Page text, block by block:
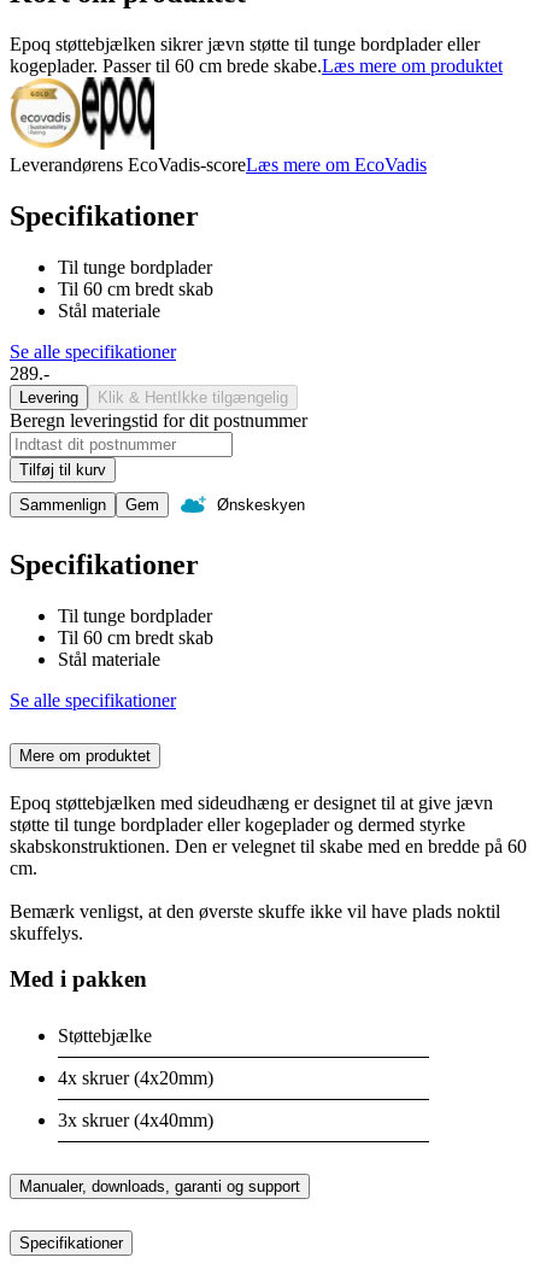
Epoq støttebjælken sikrer jævn støtte til tunge bordplader eller
kogeplader. Passer til 60 cm brede skabe.Læs mere om produktet
Leverandørens EcoVadis-scoreLæs mere om EcoVadis
Specifikationer
Til tunge bordplader
Til 60 cm bredt skab
Stål materiale
Se alle specifikationer
289.-
Levering Klik & Hent Ikke tilgængelig
Beregn leveringstid for dit postnummer
Tilføj til kurv
Sammenlign
Gem Ønskeskyen
Specifikationer
Til tunge bordplader
Til 60 cm bredt skab
Stål materiale
Se alle specifikationer
Mere om produktet
Epoq støttebjælken med sideudhæng er designet til at give jævn
støtte til tunge bordplader eller kogeplader og dermed styrke
skabskonstruktionen. Den er velegnet til skabe med en bredde på 60
cm.
Bemærk venligst, at den øverste skuffe ikke vil have plads noktil
skuffelys.
Med i pakken
Støttebjælke
4x skruer (4x20mm)
3x skruer (4x40mm)
Manualer, downloads, garanti og support
Specifikationer